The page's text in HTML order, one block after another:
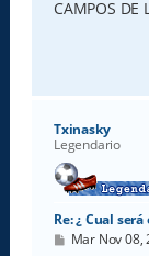
e
CAMPOS DE
Txinasky
Legendario
Re: ¿ Cual
M
Mar Nov 08,